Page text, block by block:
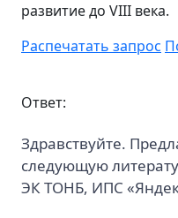
развитие до VIII века.
Распечатать запрос
Ответ:
Здравствуйте.
следующую
ЭК ТОНБ, ИПС